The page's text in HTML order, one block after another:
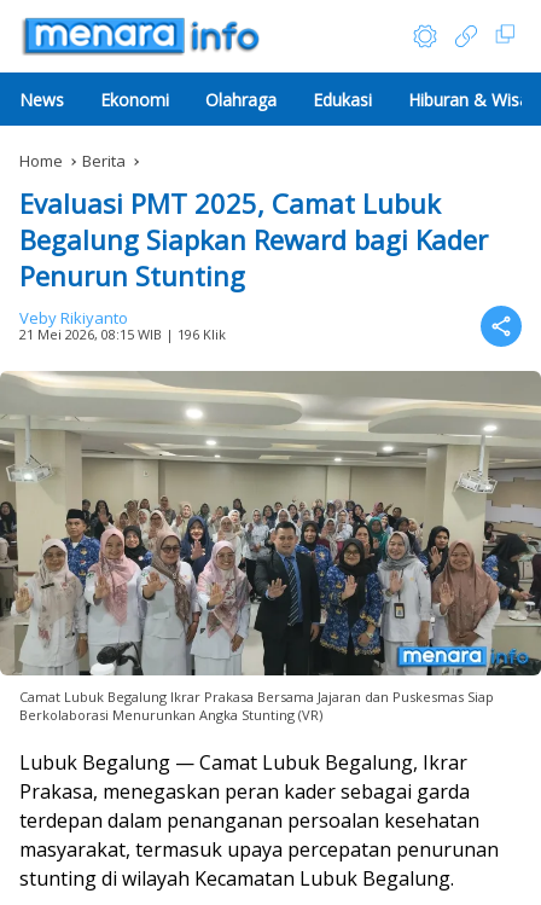
News Ekonomi Olahraga Edukasi Hiburan &
Home Berita
Evaluasi PMT 2025, Camat Lubuk
Begalung Siapkan Reward bagi Kader
Penurun Stunting
Veby Rikiyanto
21 Mei 2026, 08:15 WIB | 196 Klik
Camat Lubuk Begalung Ikrar Prakasa Bersama Jajaran dan Puskesmas Siap
Berkolaborasi Menurunkan Angka Stunting (VR)
Lubuk Begalung — Camat Lubuk Begalung, Ikrar
Prakasa, menegaskan peran kader sebagai garda
terdepan dalam penanganan persoalan kesehatan
masyarakat, termasuk upaya percepatan penurunan
stunting di wilayah Kecamatan Lubuk Begalung.